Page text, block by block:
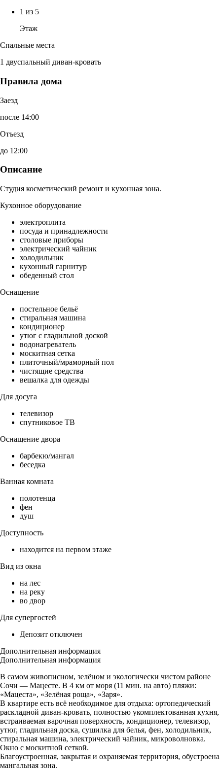
1 из 5
Этаж
Спальные места
1 двуспальный диван-кровать
Правила дома
Заезд
после 14:00
Отъезд
до 12:00
Описание
Студия косметический ремонт и кухонная зона.
Кухонное оборудование
электроплита
посуда и принадлежности
столовые приборы
электрический чайник
холодильник
кухонный гарнитур
обеденный стол
Оснащение
постельное бельё
стиральная машина
кондиционер
утюг с гладильной доской
водонагреватель
москитная сетка
плиточный/мраморный пол
чистящие средства
вешалка для одежды
Для досуга
телевизор
спутниковое ТВ
Оснащение двора
барбекю/мангал
беседка
Ванная комната
полотенца
фен
душ
Доступность
находится на первом этаже
Вид из окна
на лес
на реку
во двор
Для супергостей
Депозит отключен
Дополнительная информация
Дополнительная информация
В самом живописном, зелёном и экологически чистом районе
Сочи — Мацесте. В 4 км от моря (11 мин. на авто) пляжи:
«Мацеста», «Зелёная роща», «Заря».
В квартире есть всё необходимое для отдыха: ортопедический
раскладной диван-кровать, полностью укомплектованная кухня,
встраиваемая варочная поверхность, кондиционер, телевизор,
утюг, гладильная доска, сушилка для белья, фен, холодильник,
стиральная машина, электрический чайник, микроволновка.
Окно с москитной сеткой.
Благоустроенная, закрытая и охраняемая территория, обустроена
мангальная зона.